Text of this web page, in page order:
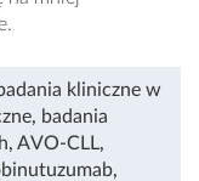
kliniczne w
, badania
, AVO-CLL,
,